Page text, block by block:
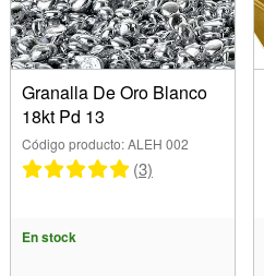
Granalla De Oro Blanco
18kt Pd 13
Código producto: ALEH 002
(3)
En stock